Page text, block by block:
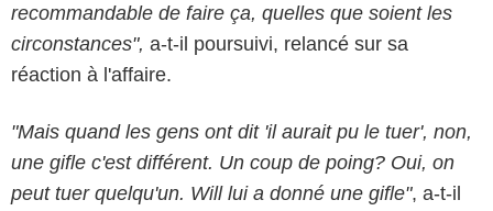
recommandable de faire ça, quelles que soient les
circonstances", a-t-il poursuivi, relancé sur sa
réaction à l'affaire.
"Mais quand les gens ont dit 'il aurait pu le tuer', non,
une gifle c'est différent. Un coup de poing? Oui, on
peut tuer quelqu'un. Will lui a donné une gifle", a-t-il